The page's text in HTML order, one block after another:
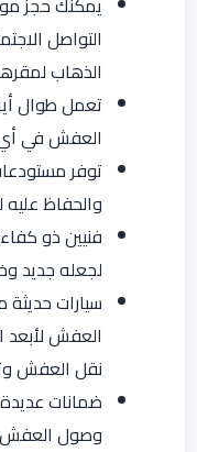
التواصل
الذهاب
العفش في
توفر
والحفاظ
فنيين ذو
لجعله جديد
سيارات
العفش لأبعد
نقل العفش
ضمانات
وصول العفش